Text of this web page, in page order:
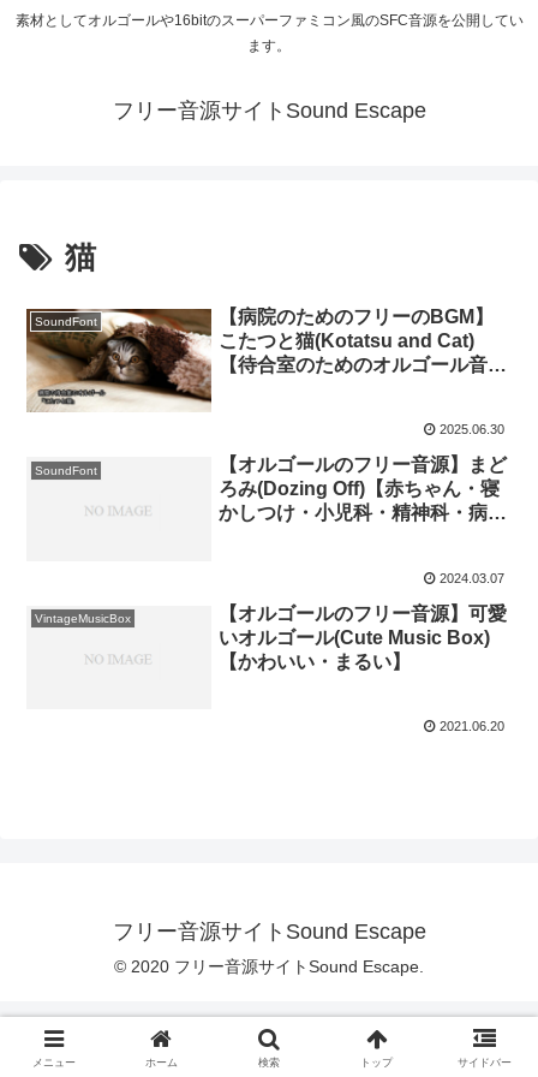
素材としてオルゴールや16bitのスーパーファミコン風のSFC音源を公開してい
ます。
フリー音源サイトSound Escape
猫
SoundFont
【病院のためのフリーのBGM】
こたつと猫(Kotatsu and Cat)
【待合室のためのオルゴール音
2025.06.30
SoundFont
【オルゴールのフリー音源】まど
ろみ(Dozing Off)【赤ちゃん・寝
かしつけ・小児科・精神科・病
2024.03.07
VintageMusicBox
【オルゴールのフリー音源】可愛
いオルゴール(Cute Music Box)
【かわいい・まるい】
2021.06.20
フリー音源サイトSound Escape
© 2020 フリー音源サイトSound Escape.
メニュー ホーム 検索 トップ サイドバー